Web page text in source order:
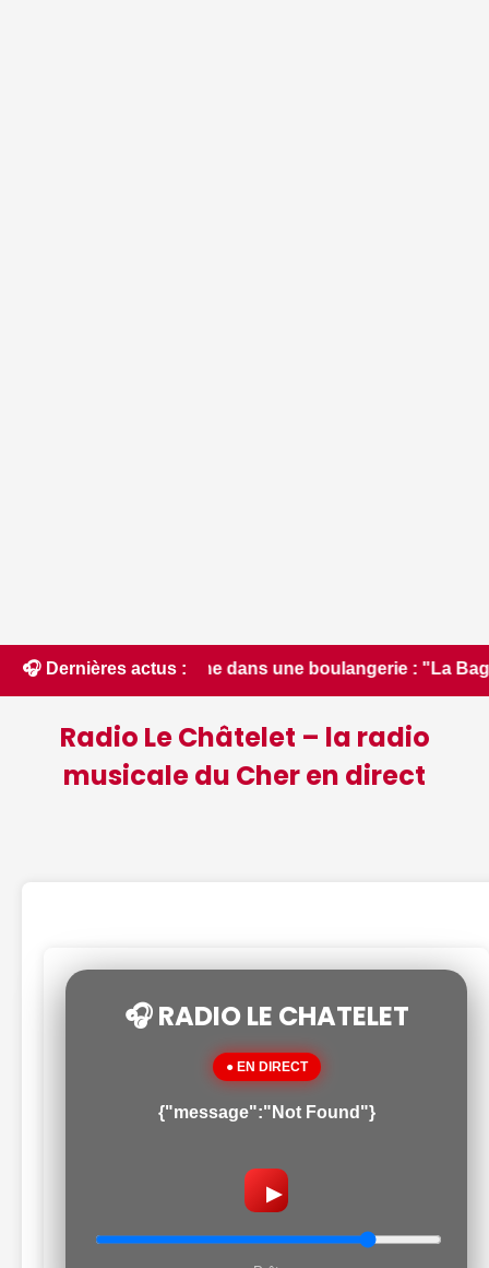
🎧 Dernières actus :
dans une boulangerie : "La Baguette magique"
Radio Le Châtelet – la radio
musicale du Cher en direct
🎧 RADIO LE CHATELET
● EN DIRECT
{"message":"Not Found"}
▶